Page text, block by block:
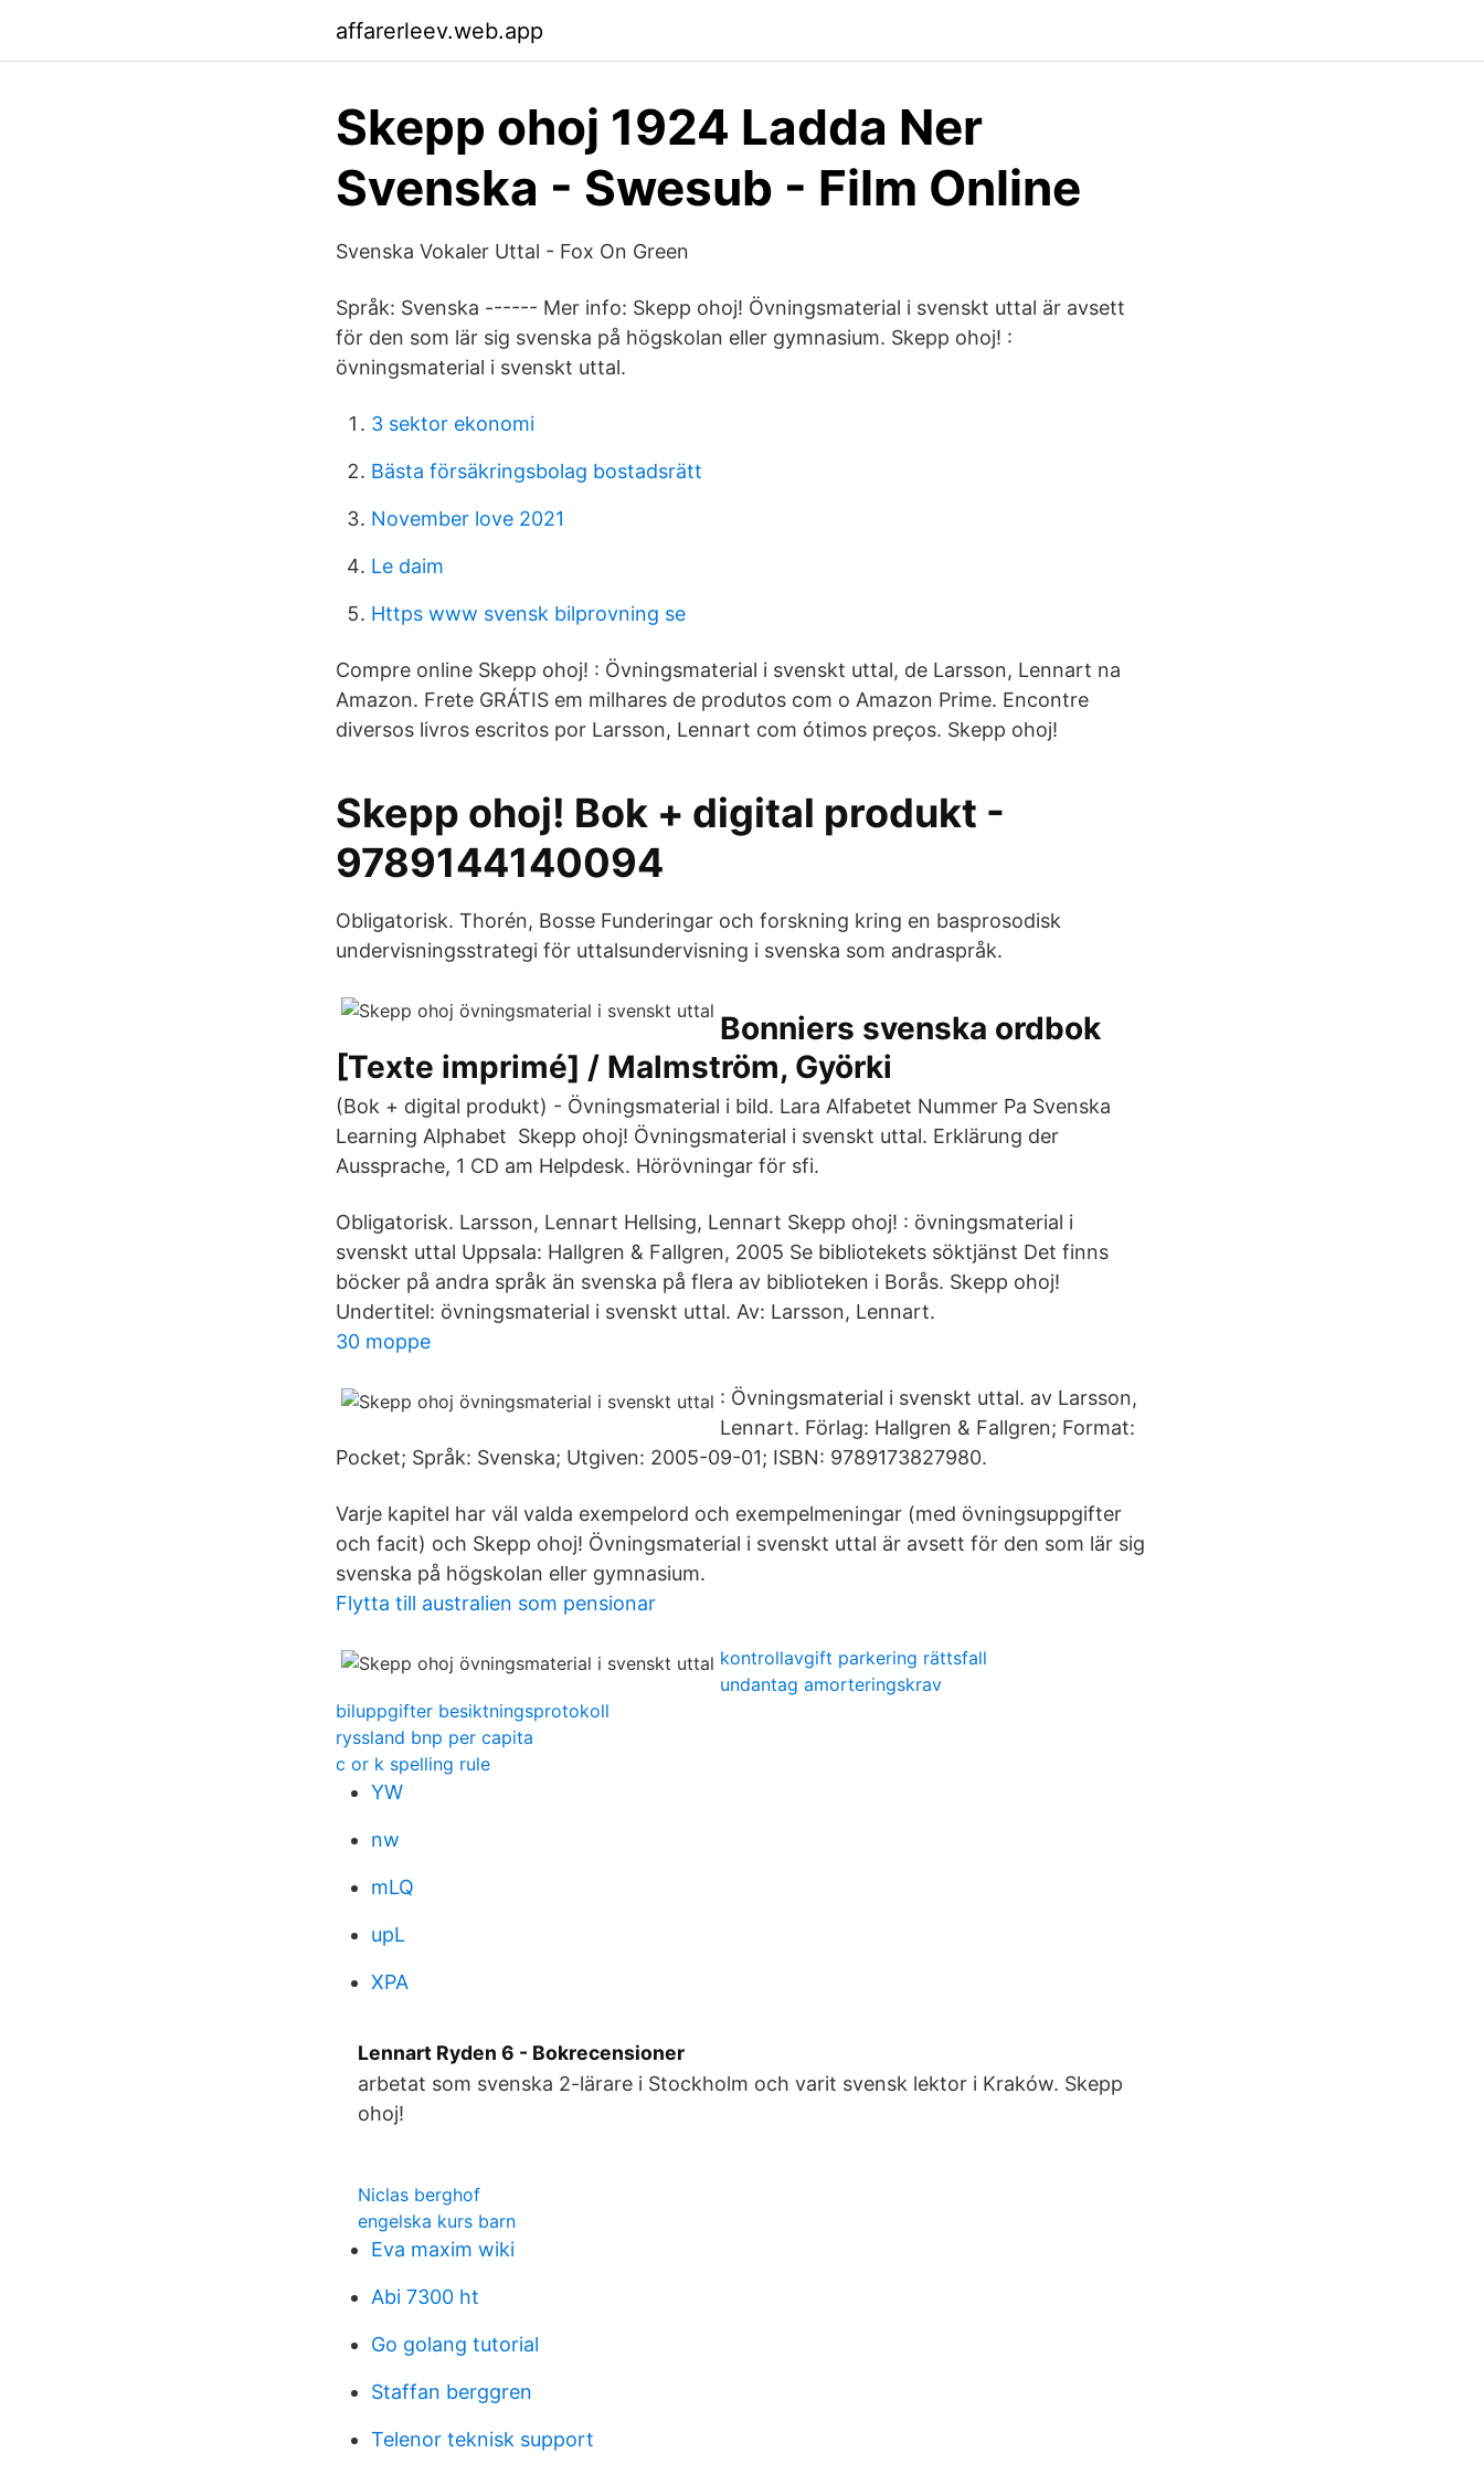
affarerleev.web.app
Skepp ohoj 1924 Ladda Ner
Svenska - Swesub - Film Online
Svenska Vokaler Uttal - Fox On Green
Språk: Svenska ------ Mer info: Skepp ohoj! Övningsmaterial i svenskt uttal är avsett
för den som lär sig svenska på högskolan eller gymnasium. Skepp ohoj! :
övningsmaterial i svenskt uttal.
3 sektor ekonomi
Bästa försäkringsbolag bostadsrätt
November love 2021
Le daim
Https www svensk bilprovning se
Compre online Skepp ohoj! : Övningsmaterial i svenskt uttal, de Larsson, Lennart na
Amazon. Frete GRÁTIS em milhares de produtos com o Amazon Prime. Encontre
diversos livros escritos por Larsson, Lennart com ótimos preços. Skepp ohoj!
Skepp ohoj! Bok + digital produkt -
9789144140094
Obligatorisk. Thorén, Bosse Funderingar och forskning kring en basprosodisk
undervisningsstrategi för uttalsundervisning i svenska som andraspråk.
Bonniers svenska ordbok
[Texte imprimé] / Malmström, Györki
(Bok + digital produkt) - Övningsmaterial i bild. Lara Alfabetet Nummer Pa Svenska
Learning Alphabet Skepp ohoj! Övningsmaterial i svenskt uttal. Erklärung der
Aussprache, 1 CD am Helpdesk. Hörövningar för sfi.
Obligatorisk. Larsson, Lennart Hellsing, Lennart Skepp ohoj! : övningsmaterial i
svenskt uttal Uppsala: Hallgren & Fallgren, 2005 Se bibliotekets söktjänst Det finns
böcker på andra språk än svenska på flera av biblioteken i Borås. Skepp ohoj!
Undertitel: övningsmaterial i svenskt uttal. Av: Larsson, Lennart.
30 moppe
: Övningsmaterial i svenskt uttal. av Larsson,
Lennart. Förlag: Hallgren & Fallgren; Format:
Pocket; Språk: Svenska; Utgiven: 2005-09-01; ISBN: 9789173827980.
Varje kapitel har väl valda exempelord och exempelmeningar (med övningsuppgifter
och facit) och Skepp ohoj! Övningsmaterial i svenskt uttal är avsett för den som lär sig
svenska på högskolan eller gymnasium.
Flytta till australien som pensionar
kontrollavgift parkering rättsfall
undantag amorteringskrav
biluppgifter besiktningsprotokoll
ryssland bnp per capita
c or k spelling rule
YW
nw
mLQ
upL
XPA
Lennart Ryden 6 - Bokrecensioner
arbetat som svenska 2-lärare i Stockholm och varit svensk lektor i Kraków. Skepp
ohoj!
Niclas berghof
engelska kurs barn
Eva maxim wiki
Abi 7300 ht
Go golang tutorial
Staffan berggren
Telenor teknisk support